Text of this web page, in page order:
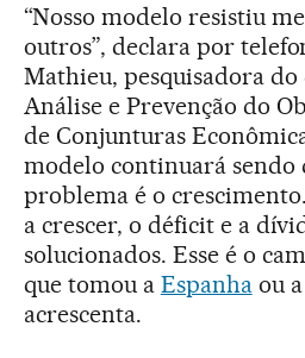
“Nosso modelo resistiu
outros”, declara por
Mathieu, pesquisadora
Análise e Prevenção do
de Conjunturas
modelo continuará sendo
problema é o
a crescer, o déficit e a
solucionados. Esse é o
que tomou a Espanhaou a
acrescenta.